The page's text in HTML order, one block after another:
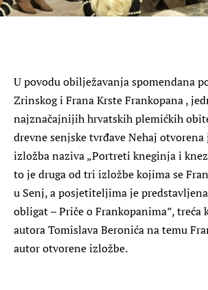
U povodu obilježavanja spomendana
Zrinskog i Frana Krste Frankopana ,
najznačajnijih hrvatskih plemićkih
drevne senjske tvrđave Nehaj otvorena
izložba naziva „Portreti kneginja i
to je druga od tri izložbe kojima se
u Senj, a posjetiteljima je
obligat – Priče o Frankopanima”, treća
autora Tomislava Beronića na temu
autor otvorene izložbe.